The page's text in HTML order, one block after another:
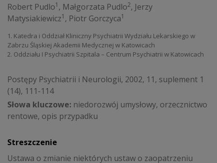
Robert Pudlo1 , Małgorzata Pudlo2, Jerzy
Matysiakiewicz1 , Piotr Gorczyca1
1. Katedra i Oddział Kliniczny Psychiatrii Wydziału Lekarskiego w
Zabrzu Śląskiej Akademii Medycznej w Katowicach
2. Oddziału I Psychiatrii Szpitala – Centrum Psychiatrii w Katowicach
Postępy Psychiatrii i Neurologii, 2002, 11, suplement 1
(14), 111-114
Słowa kluczowe: niedorozwój umysłowy, orzecznictwo
rentowe, opis przypadku
Streszczenie
Ustawa o zmianie niektórych ustaw o zaopatrzeniu